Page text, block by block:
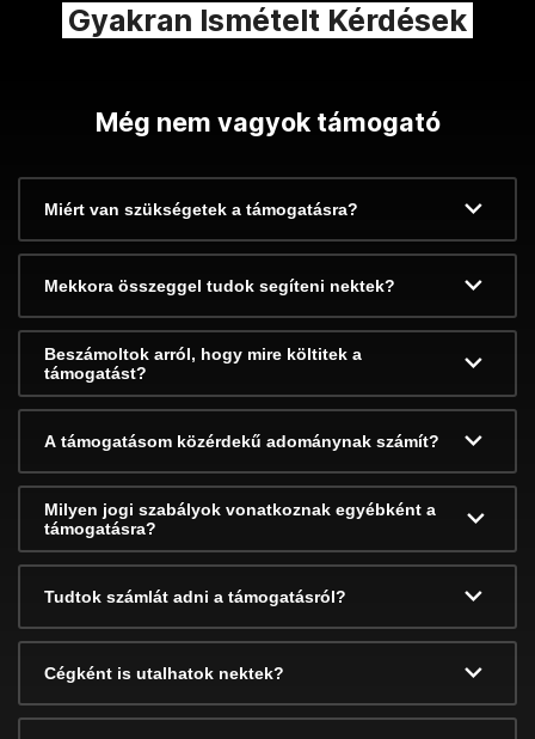
Gyakran Ismételt Kérdések
Még nem vagyok támogató
Miért van szükségetek a támogatásra?
Mekkora összeggel tudok segíteni nektek?
Beszámoltok arról, hogy mire költitek a
támogatást?
A támogatásom közérdekű adománynak számít?
Milyen jogi szabályok vonatkoznak egyébként a
támogatásra?
Tudtok számlát adni a támogatásról?
Cégként is utalhatok nektek?